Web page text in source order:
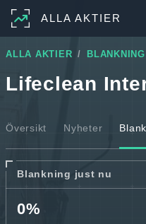
ALLA AKTIER
ALLA AKTIER BLANKNING
Lifeclean
Översikt Nyheter
Blankning just nu
0%